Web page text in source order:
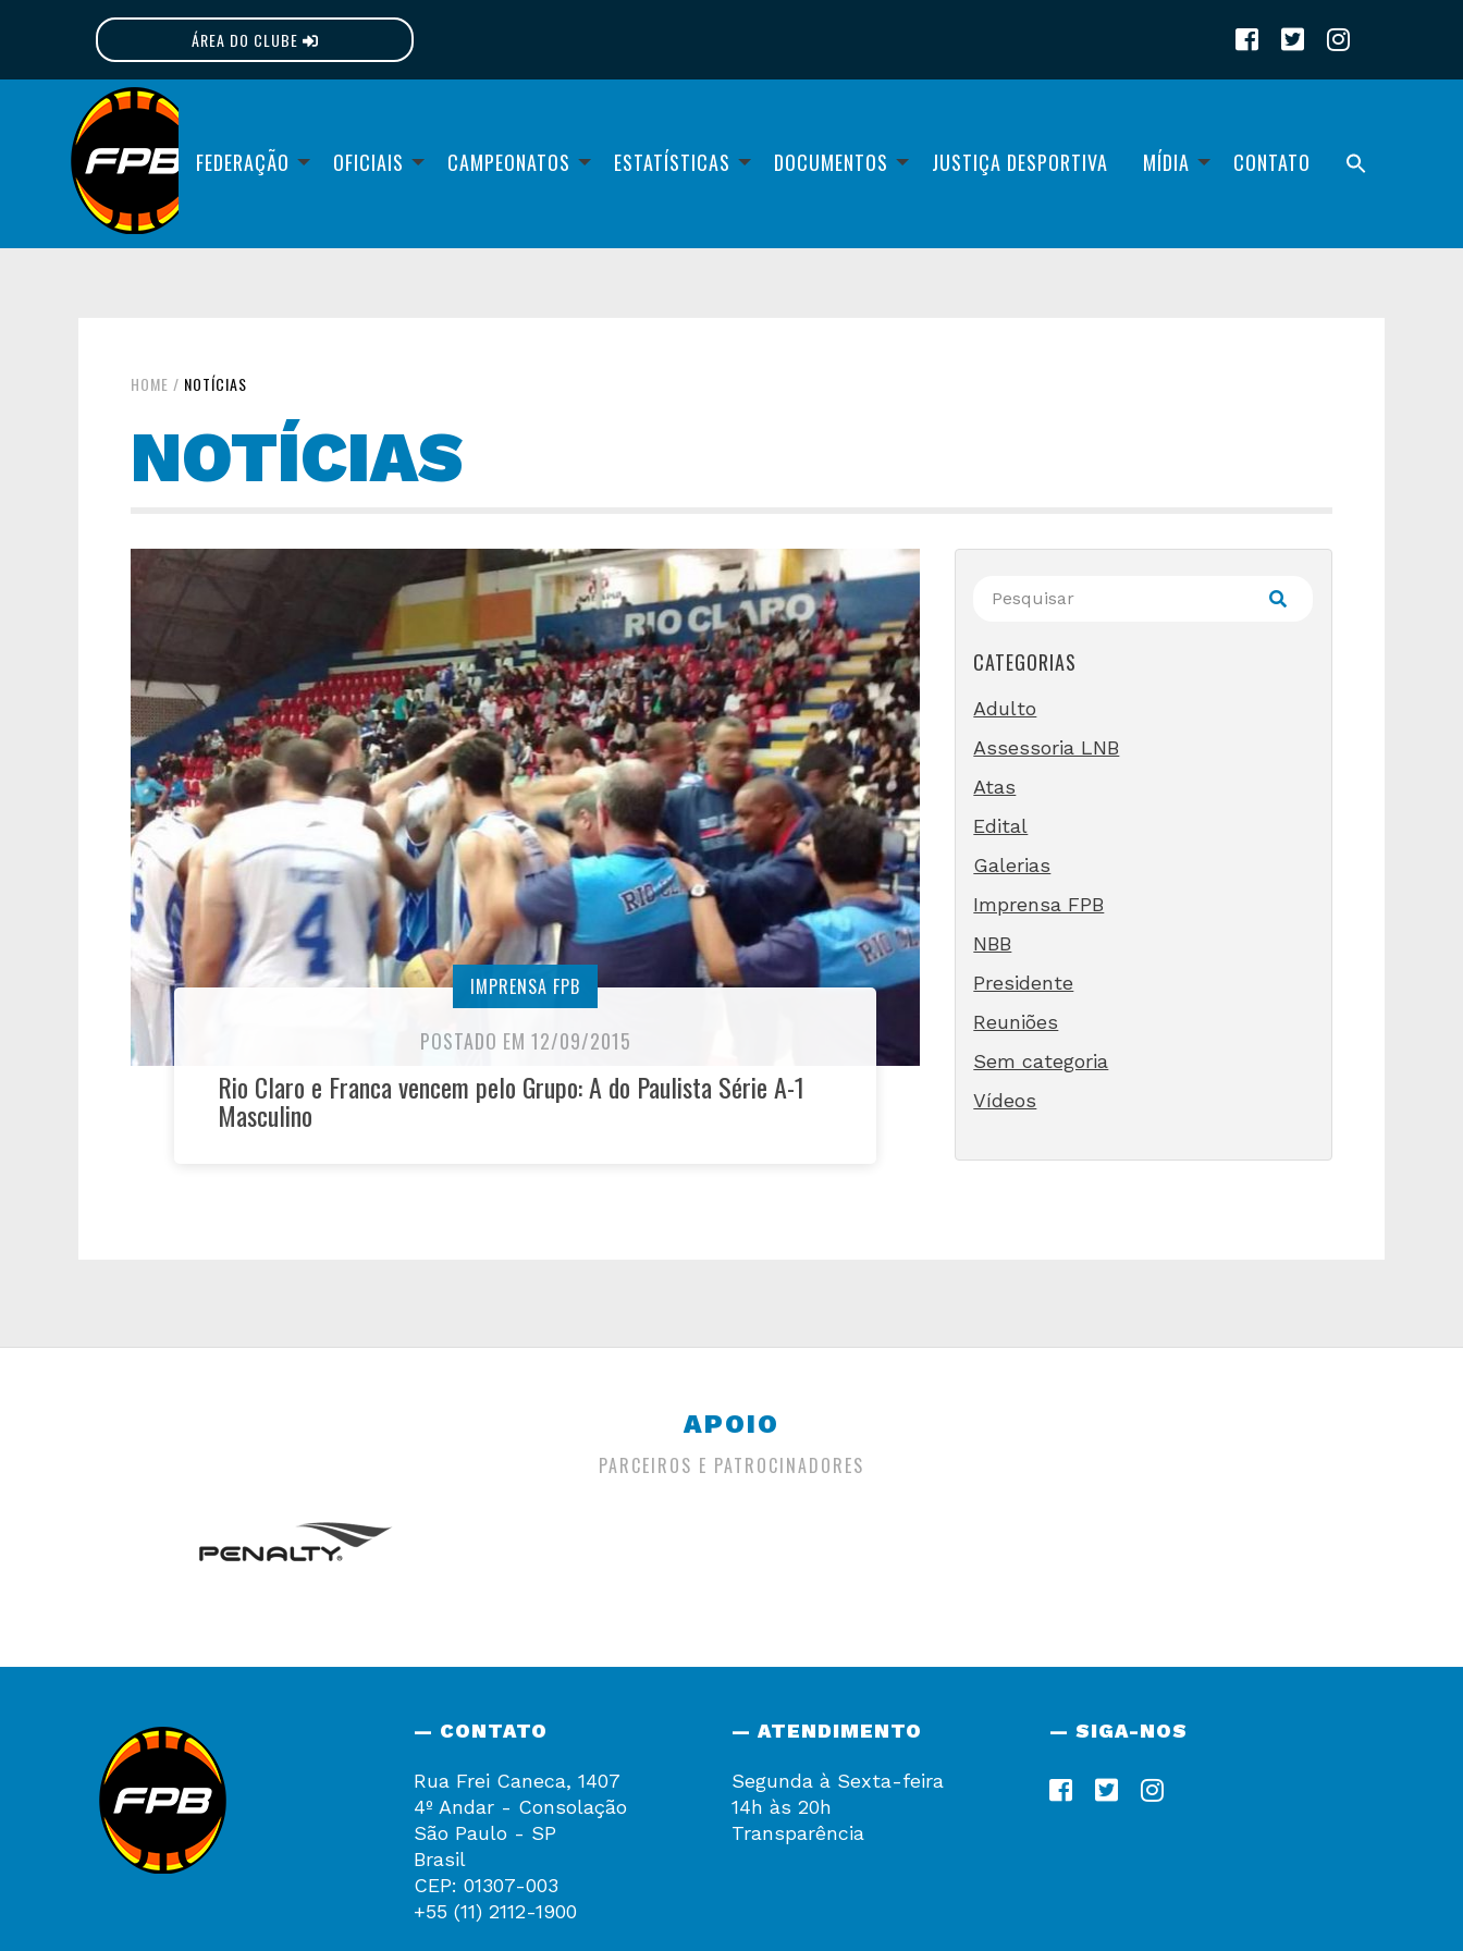
ÁREA DO CLUBE
FEDERAÇÃO OFICIAIS CAMPEONATOS ESTATÍSTICAS DOCUMENTOS JUSTIÇA DESPORTIVA MÍDIA CONTATO
HOME / NOTÍCIAS
NOTÍCIAS
IMPRENSA FPB
POSTADO EM 12/09/2015
Rio Claro e Franca vencem pelo Grupo: A do Paulista Série A-1
Masculino
CATEGORIAS
Adulto
Assessoria LNB
Atas
Edital
Galerias
Imprensa FPB
NBB
Presidente
Reuniões
Sem categoria
Vídeos
APOIO
PARCEIROS E PATROCINADORES
— CONTATO
Rua Frei Caneca, 1407
4º Andar - Consolação
São Paulo - SP
Brasil
CEP: 01307-003
+55 (11) 2112-1900
— ATENDIMENTO
Segunda à Sexta-feira
14h às 20h
Transparência
— SIGA-NOS